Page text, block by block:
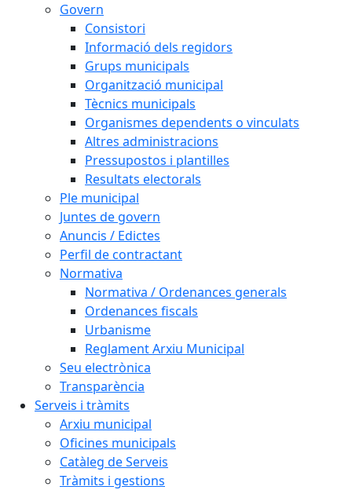
Govern
Consistori
Informació dels regidors
Grups municipals
Organització municipal
Tècnics municipals
Organismes dependents o vinculats
Altres administracions
Pressupostos i plantilles
Resultats electorals
Ple municipal
Juntes de govern
Anuncis / Edictes
Perfil de contractant
Normativa
Normativa / Ordenances generals
Ordenances fiscals
Urbanisme
Reglament Arxiu Municipal
Seu electrònica
Transparència
Serveis i tràmits
Arxiu municipal
Oficines municipals
Catàleg de Serveis
Tràmits i gestions